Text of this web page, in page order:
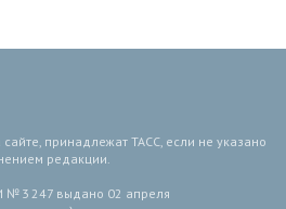
принадлежат ТАСС, если не указано
редакции.
№ 3 247 выдано 02 апреля